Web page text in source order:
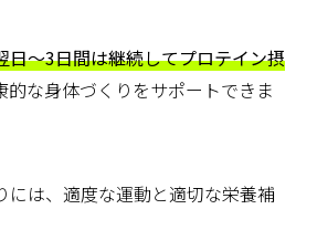
日～3日間は継続してプロテイン摂
的な身体づくりをサポートできま
には、適度な運動と適切な栄養補